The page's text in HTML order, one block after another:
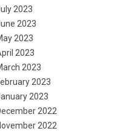
2023
2023
2023
2023
2023
2023
2023
2022
2022